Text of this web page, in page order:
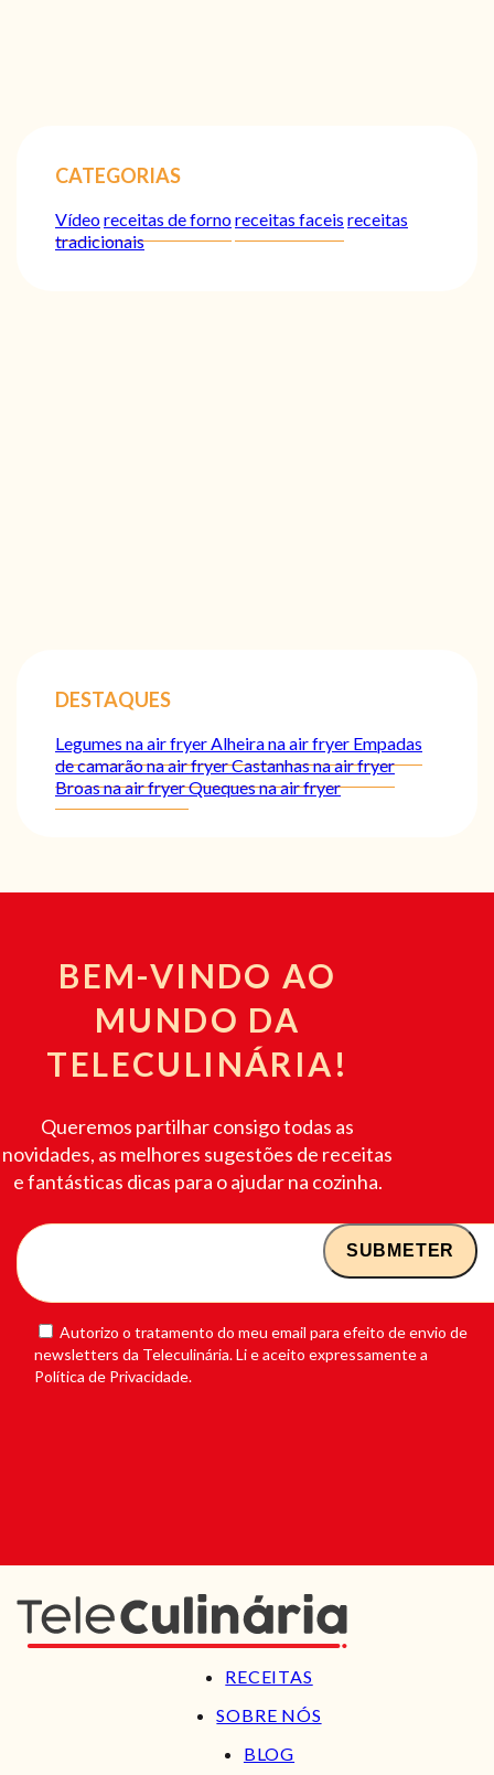
CATEGORIAS
Vídeoreceitas de fornoreceitas faceis receitas
tradicionais
DESTAQUES
Legumes na air fryerAlheira na air fryer Empadas
de camarão na air fryerCastanhas na air fryer
Broas na air fryerQueques na air fryer
BEM-VINDO AO
MUNDO DA
TELECULINÁRIA!
Queremos partilhar consigo todas as
novidades, as melhores sugestões de receitas
e fantásticas dicas para o ajudar na cozinha.
Autorizo o tratamento do meu email para efeito de envio de
newsletters da Teleculinária. Li e aceito expressamente a
Política de Privacidade.
RECEITAS
SOBRE NÓS
BLOG